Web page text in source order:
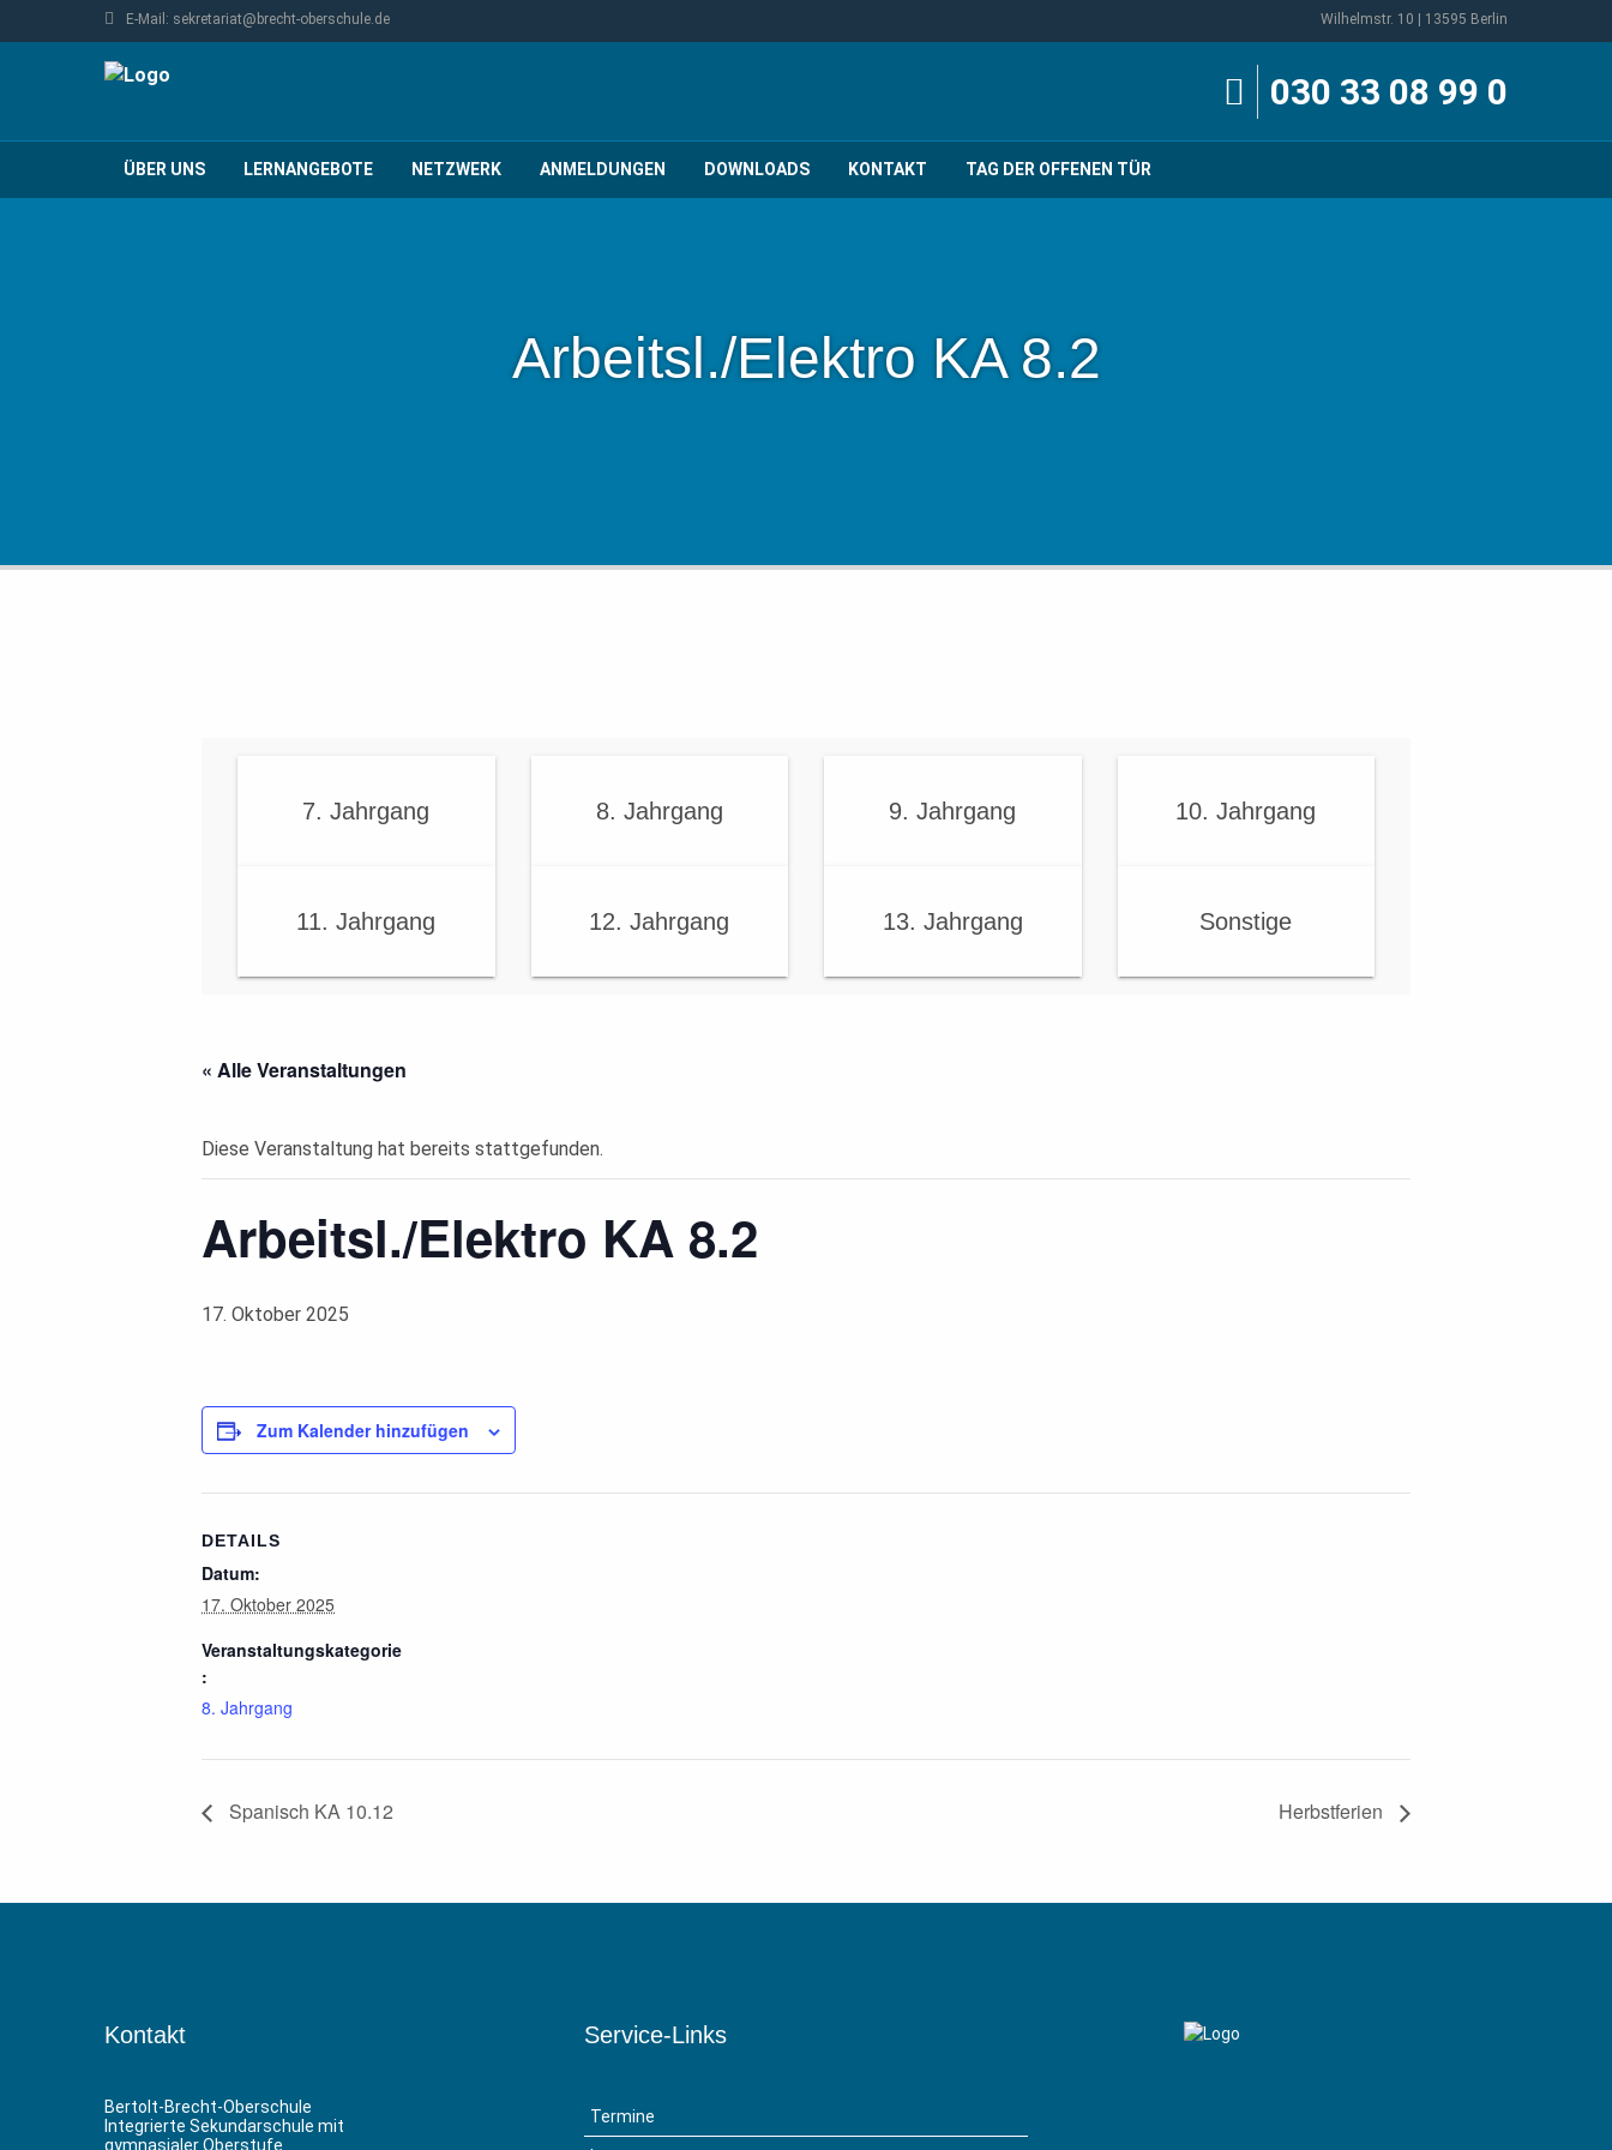
E-Mail: sekretariat@brecht-oberschule.de Wilhelmstr. 10 | 13595 Berlin
030 33 08 99 0
ÜBER UNS LERNANGEBOTE NETZWERK ANMELDUNGEN DOWNLOADS KONTAKT TAG DER OFFENEN TÜR
Arbeitsl./Elektro KA 8.2
7. Jahrgang 8. Jahrgang 9. Jahrgang 10. Jahrgang
11. Jahrgang 12. Jahrgang 13. Jahrgang Sonstige
« Alle Veranstaltungen
Diese Veranstaltung hat bereits stattgefunden.
Arbeitsl./Elektro KA 8.2
17. Oktober 2025
Zum Kalender hinzufügen
DETAILS
Datum:
17. Oktober 2025
Veranstaltungskategorie
:
8. Jahrgang
Spanisch KA 10.12 Herbstferien
Kontakt
Bertolt-Brecht-Oberschule
Integrierte Sekundarschule mit
gymnasialer Oberstufe
Service-Links
Termine